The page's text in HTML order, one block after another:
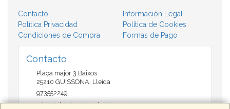
Contacto
Información Legal
Política Privacidad
Política de Cookies
Condiciones de Compra
Formas de Pago
Contacto
Plaça major 3 Baixos
25210 GUISSONA, Lleida
973552249
administracio@insectari.com